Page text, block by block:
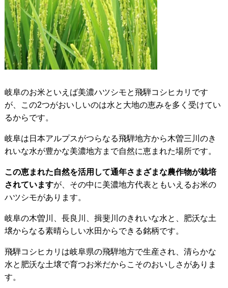
岐阜のお米といえば美濃ハツシモと飛騨コシヒカリです
が、この2つがおいしいのは水と大地の恵みを多く受けてい
るからです。
岐阜は日本アルプスがつらなる飛騨地方から木曽三川のき
れいな水が豊かな美濃地方まで自然に恵まれた場所です。
この恵まれた自然を活用して通年さまざまな農作物が栽培
されていますが、その中に美濃地方代表ともいえるお米の
ハツシモがあります。
岐阜の木曽川、長良川、揖斐川のきれいな水と、肥沃な土
壌からなる素晴らしい水田からできる銘柄です。
飛騨コシヒカリは岐阜県の飛騨地方で生産され、清らかな
水と肥沃な土壌で育つお米だからこそのおいしさがありま
す。